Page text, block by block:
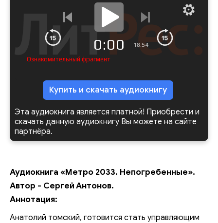
0:00 18:54
Ознакомительный фрагмент
Купить и скачать аудиокнигу
Эта аудиокнига является платной! Приобрести и
скачать данную аудиокнигу Вы можете на сайте
партнёра.
Аудиокнига «Метро 2033. Непогребенные».
Автор - Сергей Антонов.
Аннотация:
Анатолий томский, готовится стать управляющим